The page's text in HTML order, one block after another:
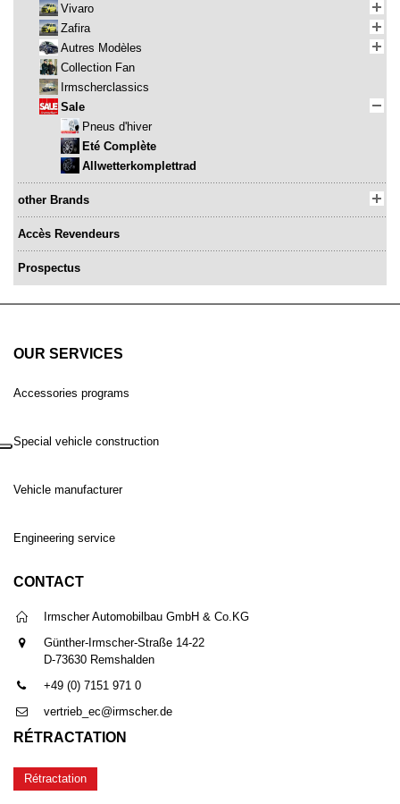
Vivaro
Zafira
Autres Modèles
Collection Fan
Irmscherclassics
Sale
Pneus d'hiver
Eté Complète
Allwetterkomplettrad
other Brands
Accès Revendeurs
Prospectus
OUR SERVICES
Accessories programs
Special vehicle construction
Vehicle manufacturer
Engineering service
CONTACT
Irmscher Automobilbau GmbH & Co.KG
Günther-Irmscher-Straße 14-22
D-73630 Remshalden
+49 (0) 7151 971 0
vertrieb_ec@irmscher.de
RÉTRACTATION
Rétractation